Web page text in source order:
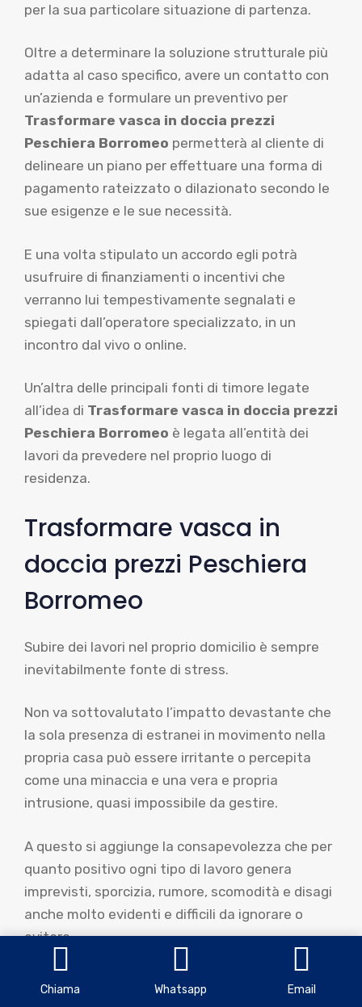
per la sua particolare situazione di partenza.
Oltre a determinare la soluzione strutturale più
adatta al caso specifico, avere un contatto con
un’azienda e formulare un preventivo per
Trasformare vasca in doccia prezzi
Peschiera Borromeo permetterà al cliente di
delineare un piano per effettuare una forma di
pagamento rateizzato o dilazionato secondo le
sue esigenze e le sue necessità.
E una volta stipulato un accordo egli potrà
usufruire di finanziamenti o incentivi che
verranno lui tempestivamente segnalati e
spiegati dall’operatore specializzato, in un
incontro dal vivo o online.
Un’altra delle principali fonti di timore legate
all’idea di Trasformare vasca in doccia prezzi
Peschiera Borromeo è legata all’entità dei
lavori da prevedere nel proprio luogo di
residenza.
Trasformare vasca in
doccia prezzi Peschiera
Borromeo
Subire dei lavori nel proprio domicilio è sempre
inevitabilmente fonte di stress.
Non va sottovalutato l’impatto devastante che
la sola presenza di estranei in movimento nella
propria casa può essere irritante o percepita
come una minaccia e una vera e propria
intrusione, quasi impossibile da gestire.
A questo si aggiunge la consapevolezza che per
quanto positivo ogni tipo di lavoro genera
imprevisti, sporcizia, rumore, scomodità e disagi
anche molto evidenti e difficili da ignorare o
evitare.
Chiama Whatsapp Email